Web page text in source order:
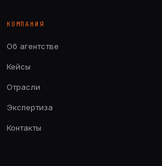
КОМПАНИЯ
Об агентстве
Кейсы
Отрасли
Экспертиза
Контакты